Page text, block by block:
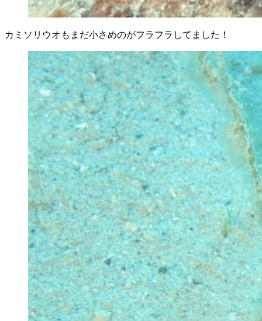
カミソリウオもまだ小さめのがフラフラしてました！